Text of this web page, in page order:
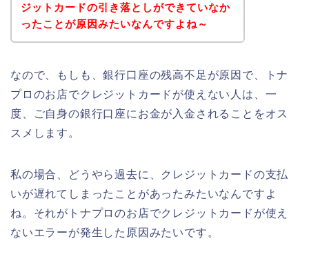
ジットカードの引き落としができていなか
ったことが原因みたいなんですよね～
なので、もしも、銀行口座の残高不足が原因で、トナ
プロのお店でクレジットカードが使えない人は、一
度、ご自身の銀行口座にお金が入金されることをオス
スメします。
私の場合、どうやら過去に、クレジットカードの支払
いが遅れてしまったことがあったみたいなんですよ
ね。それがトナプロのお店でクレジットカードが使え
ないエラーが発生した原因みたいです。